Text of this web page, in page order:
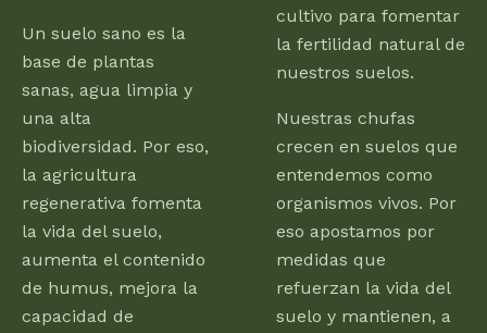
Un suelo sano es la
base de plantas
sanas, agua limpia y
una alta
biodiversidad. Por eso,
la agricultura
regenerativa fomenta
la vida del suelo,
aumenta el contenido
de humus, mejora la
capacidad de
cultivo para fomentar
la fertilidad natural de
nuestros suelos.
Nuestras chufas
crecen en suelos que
entendemos como
organismos vivos. Por
eso apostamos por
medidas que
refuerzan la vida del
suelo y mantienen, a